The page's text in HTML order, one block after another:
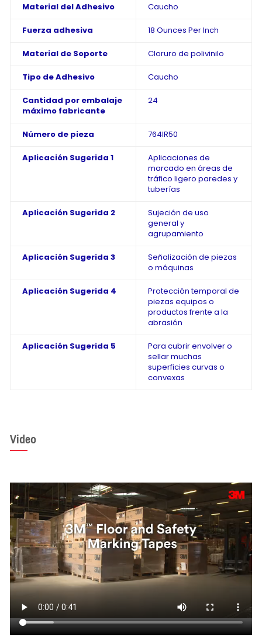
Material del Adhesivo Caucho
Fuerza adhesiva 18 Ounces Per Inch
Material de Soporte Cloruro de polivinilo
Tipo de Adhesivo Caucho
Cantidad por embalaje
máximo fabricante
24
Número de pieza 764IR50
Aplicación Sugerida 1
Aplicaciones de
marcado en áreas de
tráfico ligero paredes y
tuberías
Aplicación Sugerida 2
Sujeción de uso
general y
agrupamiento
Aplicación Sugerida 3
Señalización de piezas
o máquinas
Aplicación Sugerida 4
Protección temporal de
piezas equipos o
productos frente a la
abrasión
Aplicación Sugerida 5
Para cubrir envolver o
sellar muchas
superficies curvas o
convexas
Video